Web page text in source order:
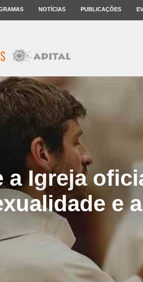
NOTÍCIAS PUBLICAÇÕES
a Igreja
e